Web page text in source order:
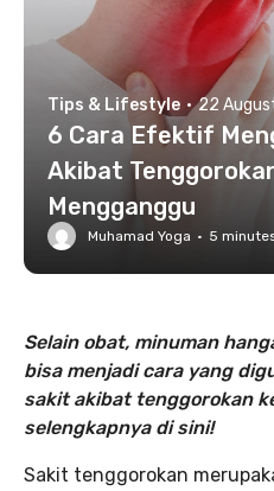
Tips & Lifestyle · 22
6 Cara Efektif
Akibat
Mengganggu
Muhamad Yoga · 5
Selain obat, minuman
bisa menjadi cara yang
sakit akibat tenggorokan
selengkapnya di sini!
Sakit tenggorokan